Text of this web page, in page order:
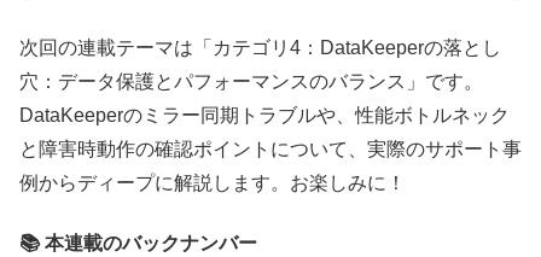
次回の連載テーマは「カテゴリ4：DataKeeperの落とし
穴：データ保護とパフォーマンスのバランス」です。
DataKeeperのミラー同期トラブルや、性能ボトルネック
と障害時動作の確認ポイントについて、実際のサポート事
例からディープに解説します。お楽しみに！
📚 本連載のバックナンバー